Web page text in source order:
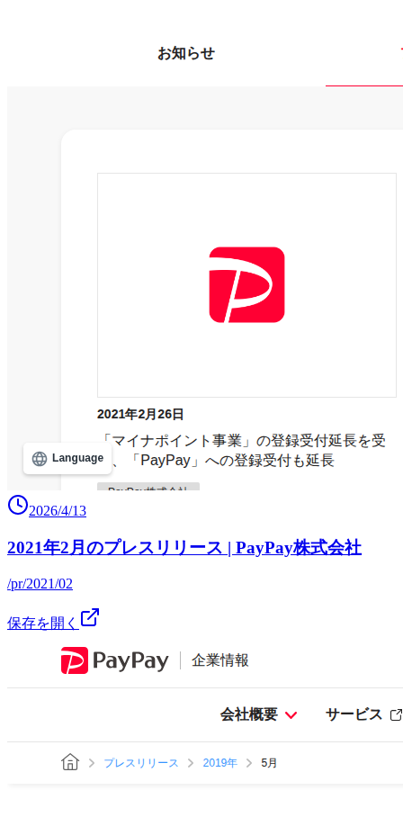
2026/4/13
2021年2月のプレスリリース | PayPay株式会社
/pr/2021/02
保存を開く